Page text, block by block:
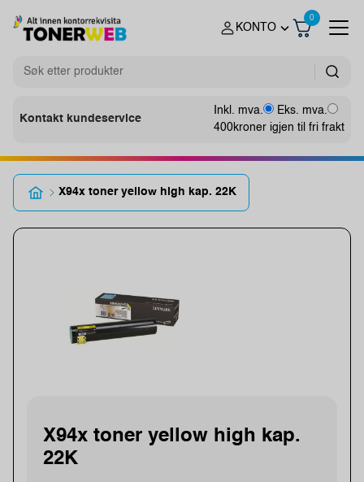
KONTO
0
Kontakt kundeservice
Inkl. mva.
Eks. mva.
400kroner igjen til fri frakt
X94x toner yellow high kap. 22K
X94x toner yellow high kap.
22K